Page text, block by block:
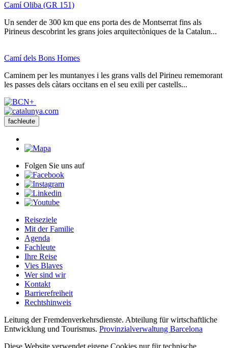
Camí Oliba (GR 151)
Un sender de 300 km que ens porta des de Montserrat fins als
Pirineus descobrint les grans joies arquitectòniques de la Catalun...
Camí dels Bons Homes
Caminem per les muntanyes i les grans valls del Pirineu rememorant
les passes dels càtars occitans en el seu exili per castells...
fachleute
Folgen Sie uns auf
Reiseziele
Mit der Familie
Agenda
Fachleute
Ihre Reise
Vies Blaves
Wer sind wir
Kontakt
Barrierefreiheit
Rechtshinweis
Leitung der Fremdenverkehrsdienste. Abteilung für wirtschaftliche
Entwicklung und Tourismus. Provinzialverwaltung Barcelona